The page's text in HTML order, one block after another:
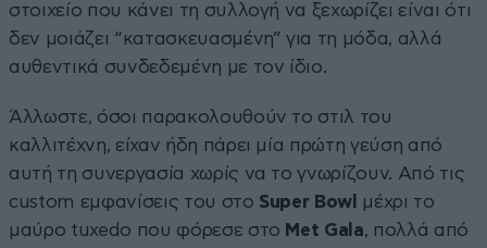
στοιχείο που κάνει τη συλλογή να ξεχωρίζει είναι ότι
δεν μοιάζει “κατασκευασμένη” για τη μόδα, αλλά
αυθεντικά συνδεδεμένη με τον ίδιο.
Άλλωστε, όσοι παρακολουθούν το στιλ του
καλλιτέχνη, είχαν ήδη πάρει μία πρώτη γεύση από
αυτή τη συνεργασία χωρίς να το γνωρίζουν. Από τις
custom εμφανίσεις του στο Super Bowl
μέχρι το
μαύρο tuxedo που φόρεσε στο Met Gala, πολλά από